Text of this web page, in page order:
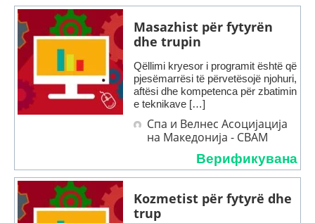
Masazhist për fytyrën
dhe trupin
Qëllimi kryesor i programit është që
pjesëmarrësi të përvetësojë njohuri,
aftësi dhe kompetenca për zbatimin
e teknikave […]
Спа и Велнес Асоцијација
на Македонија - СВАМ
Верификувана
Kozmetist për fytyrë dhe
trup